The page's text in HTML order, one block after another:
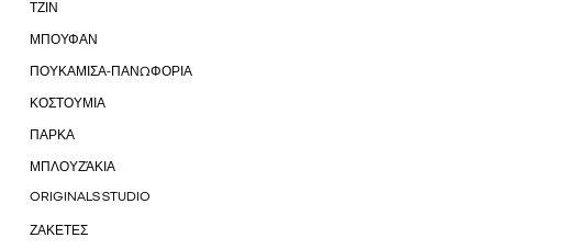
ΤΖΙΝ
ΜΠΟΥΦΑΝ
ΠΟΥΚΑΜΙΣΑ-ΠΑΝΩΦΟΡΙΑ
ΚΟΣΤΟΥΜΙΑ
ΠΑΡΚΑ
ΜΠΛΟΥΖΆΚΙΑ
ORIGINALS STUDIO
ΖΑΚΕΤΕΣ